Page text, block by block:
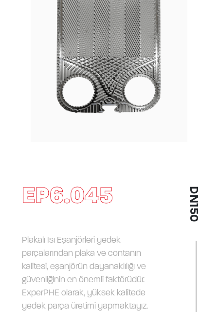
EP6.045
Plakalı Isı Eşanjörleri yedek
parçalarından plaka ve contanın
kalitesi, eşanjörün dayanaklılığı ve
güvenliğinin en önemli faktörüdür.
ExperPHE olarak, yüksek kalitede
yedek parça üretimi yapmaktayız.
DN150